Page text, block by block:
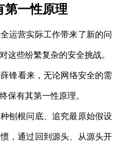
第一性原理
运营实际工作带来了新的问
这些纷繁复杂的安全挑战。
锋看来，无论网络安全的需
保有其第一性原理。
刨根问底、追究最原始假设
，通过回到源头、从源头开